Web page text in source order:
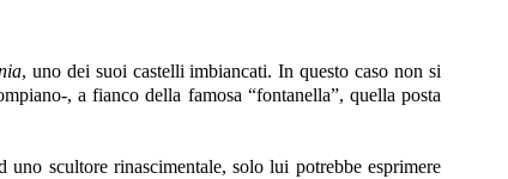
, uno dei suoi castelli imbiancati. In questo caso non si
, a fianco della famosa “fontanella”, quella posta
scultore rinascimentale, solo lui potrebbe esprimere